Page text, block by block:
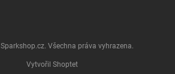
Vytvořil Shoptet
Sparkshop.cz. Všechna práva vyhrazena.